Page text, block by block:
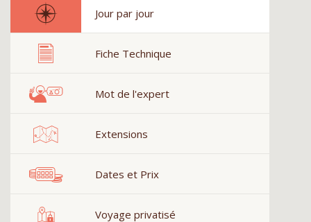
Jour par jour
Fiche Technique
Mot de l'expert
Extensions
Dates et Prix
Voyage privatisé